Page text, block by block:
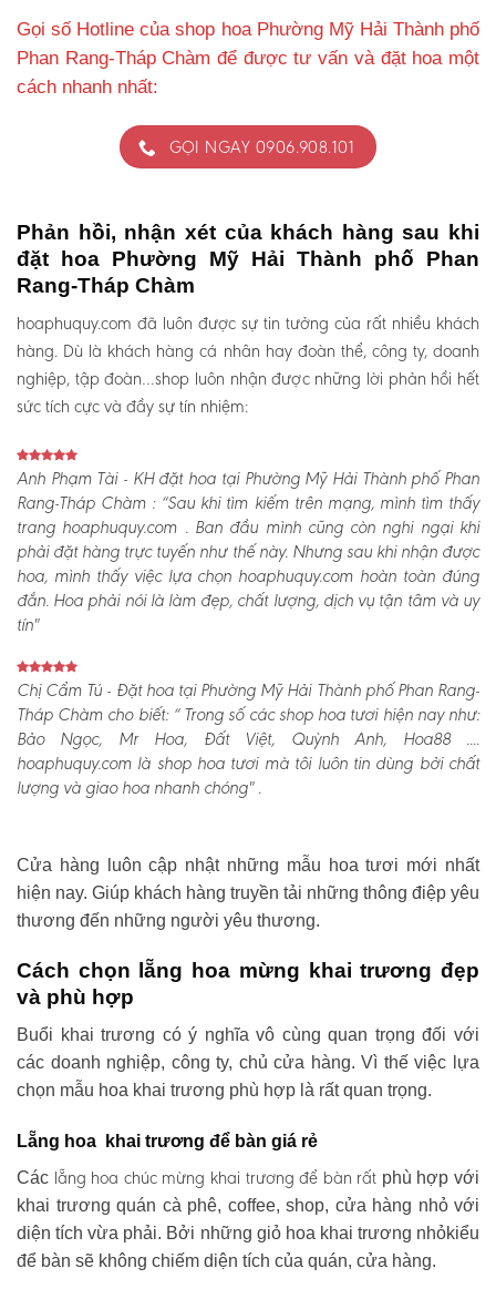
Gọi số Hotline của shop hoa Phường Mỹ Hải Thành phố
Phan Rang-Tháp Chàm để được tư vấn và đặt hoa một
cách nhanh nhất:
GỌI NGAY 0906.908.101
Phản hồi, nhận xét của khách hàng sau khi
đặt hoa Phường Mỹ Hải Thành phố Phan
Rang-Tháp Chàm
hoaphuquy.com đã luôn được sự tin tưởng của rất nhiều khách
hàng. Dù là khách hàng cá nhân hay đoàn thể, công ty, doanh
nghiệp, tập đoàn…shop luôn nhận được những lời phản hồi hết
sức tích cực và đầy sự tín nhiệm:
Anh Phạm Tài - KH đặt hoa tại Phường Mỹ Hải Thành phố Phan
Rang-Tháp Chàm :“Sau khi tìm kiếm trên mạng, mình tìm thấy
trang hoaphuquy.com . Ban đầu mình cũng còn nghi ngại khi
phải đặt hàng trực tuyến như thế này. Nhưng sau khi nhận được
hoa, mình thấy việc lựa chọn hoaphuquy.com hoàn toàn đúng
đắn. Hoa phải nói là làm đẹp, chất lượng, dịch vụ tận tâm và uy
tín"
Chị Cẩm Tú - Đặt hoa tại Phường Mỹ Hải Thành phố Phan Rang-
Tháp Chàm cho biết:“ Trong số các shop hoa tươi hiện nay như:
Bảo Ngọc, Mr Hoa, Đất Việt, Quỳnh Anh, Hoa88 ....
hoaphuquy.com là shop hoa tươi mà tôi luôn tin dùng bởi chất
lượng và giao hoa nhanh chóng" .
Cửa hàng luôn cập nhật những mẫu hoa tươi mới nhất
hiện nay. Giúp khách hàng truyền tải những thông điệp yêu
thương đến những người yêu thương.
Cách chọn lẵng hoa mừng khai trương đẹp
và phù hợp
Buổi khai trương có ý nghĩa vô cùng quan trọng đối với
các doanh nghiệp, công ty, chủ cửa hàng. Vì thế việc lựa
chọn mẫu hoa khai trương phù hợp là rất quan trọng.
Lẵng hoa khai trương để bàn giá rẻ
Các lẵng hoa chúc mừng khai trương để bàn rất phù hợp với
khai trương quán cà phê, coffee, shop, cửa hàng nhỏ với
diện tích vừa phải. Bởi những giỏ hoa khai trương nhỏkiểu
để bàn sẽ không chiếm diện tích của quán, cửa hàng.